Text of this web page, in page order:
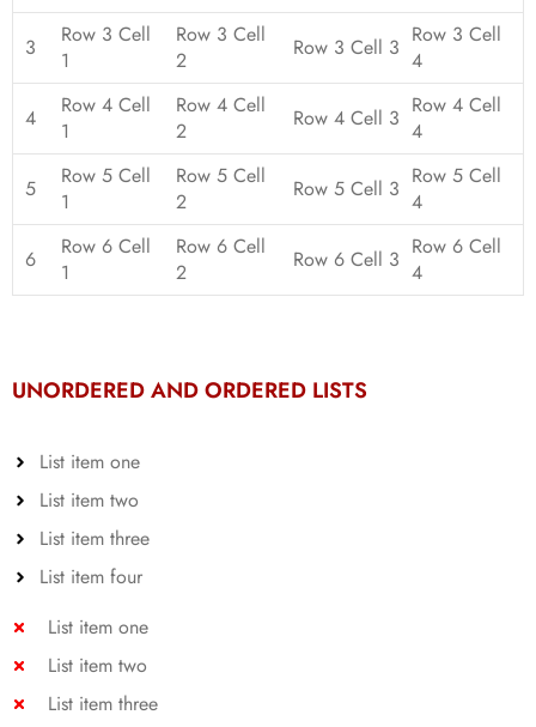
3
Row 3 Cell
1
Row 3 Cell
2
Row 3 Cell 3 Row 3 Cell
4
4
Row 4 Cell
1
Row 4 Cell
2
Row 4 Cell 3 Row 4 Cell
4
5
Row 5 Cell
1
Row 5 Cell
2
Row 5 Cell 3 Row 5 Cell
4
6
Row 6 Cell
1
Row 6 Cell
2
Row 6 Cell 3 Row 6 Cell
4
UNORDERED AND ORDERED LISTS
List item one
List item two
List item three
List item four
List item one
List item two
List item three